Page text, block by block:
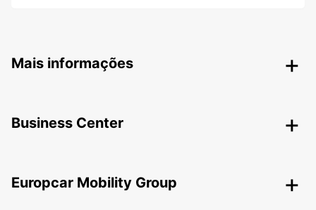
Mais informações
Business Center
Europcar Mobility Group